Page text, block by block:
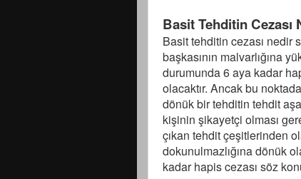
Basit Tehditin Cezası
Basit tehditin cezası
başkasının malvarlığına
durumunda 6 aya kadar
olacaktır. Ancak bu
dönük bir tehditin tehdit
kişinin şikayetçi olması
çıkan tehdit çeşitlerinden
dokunulmazlığına dönük
kadar hapis cezası söz